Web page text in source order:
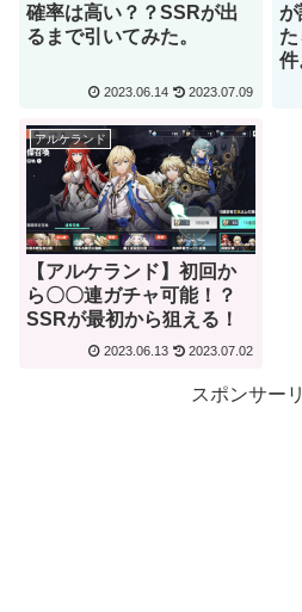
確率は高い？？SSRが出
るまで引いてみた。
2023.06.14 2023.07.09
件
アルケランド
【アルケランド】初回か
ら〇〇連ガチャ可能！？
SSRが最初から狙える！
2023.06.13 2023.07.02
スポンサー